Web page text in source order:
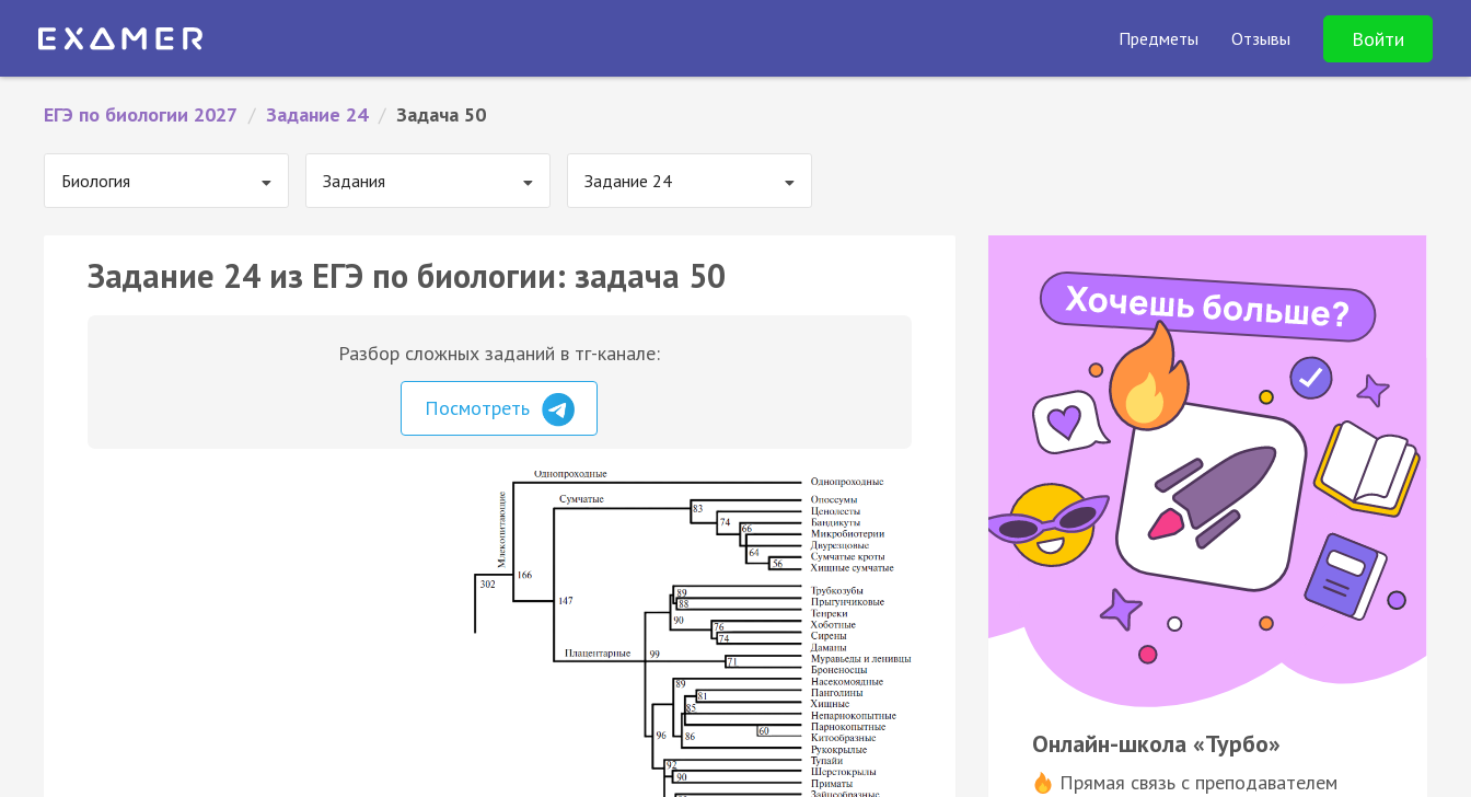
Предметы Отзывы Войти
ЕГЭ по биологии 2027 / Задание 24 / Задача 50
Биология Задания Задание 24
Задание 24 из ЕГЭ по биологии: задача 50
Разбор сложных заданий в тг-канале:
Посмотреть
Онлайн-школа «Турбо»
Прямая связь с преподавателем